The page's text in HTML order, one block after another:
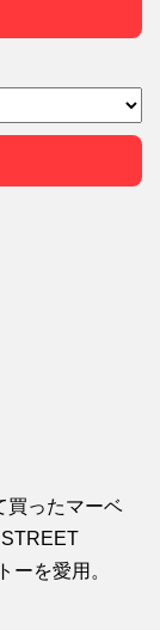
買ったマーベ
ーを愛用。